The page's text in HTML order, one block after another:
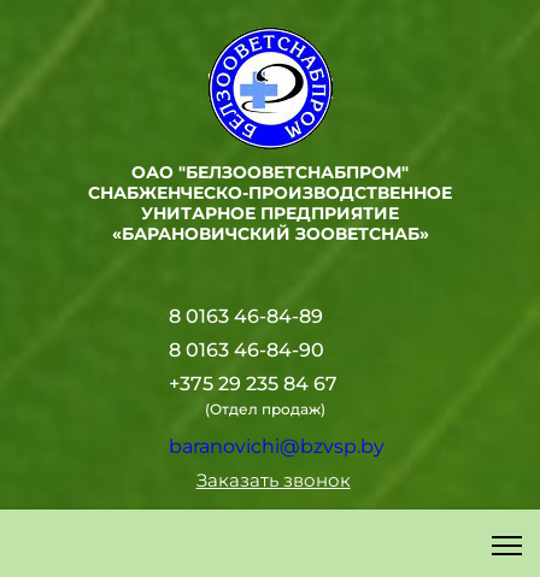
ОАО "БЕЛЗООВЕТСНАБПРОМ"
СНАБЖЕНЧЕСКО-ПРОИЗВОДСТВЕННОЕ
УНИТАРНОЕ ПРЕДПРИЯТИЕ
«БАРАНОВИЧСКИЙ ЗООВЕТСНАБ»
8 0163 46-84-89
8 0163 46-84-90
+375 29 235 84 67
(Отдел продаж)
baranovichi@bzvsp.by
Заказать звонок